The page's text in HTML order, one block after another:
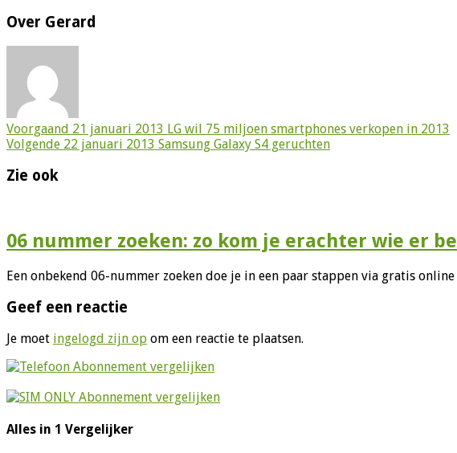
Over Gerard
Voorgaand 21 januari 2013 LG wil 75 miljoen smartphones verkopen in 2013
Volgende 22 januari 2013 Samsung Galaxy S4 geruchten
Zie ook
06 nummer zoeken: zo kom je erachter wie er
Een onbekend 06-nummer zoeken doe je in een paar stappen via gratis
Geef een reactie
Je moet ingelogd zijn op om een reactie te plaatsen.
Alles in 1 Vergelijker